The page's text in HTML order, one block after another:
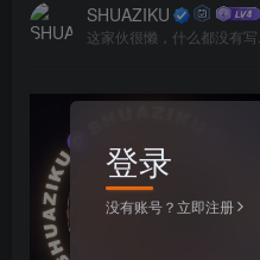
SHUAZIKU
这家伙很懒，什么都没有写...
登录
没有账号？立即注册